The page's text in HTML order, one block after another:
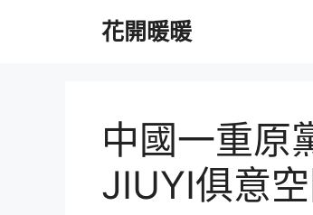
花開暖暖
中國一重原
JIUYI俱意